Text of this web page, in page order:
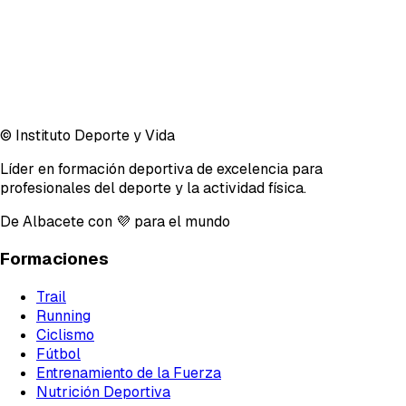
© Instituto Deporte y Vida
Líder en formación deportiva de excelencia para
profesionales del deporte y la actividad física.
De Albacete con 💜 para el mundo
Formaciones
Trail
Running
Ciclismo
Fútbol
Entrenamiento de la Fuerza
Nutrición Deportiva